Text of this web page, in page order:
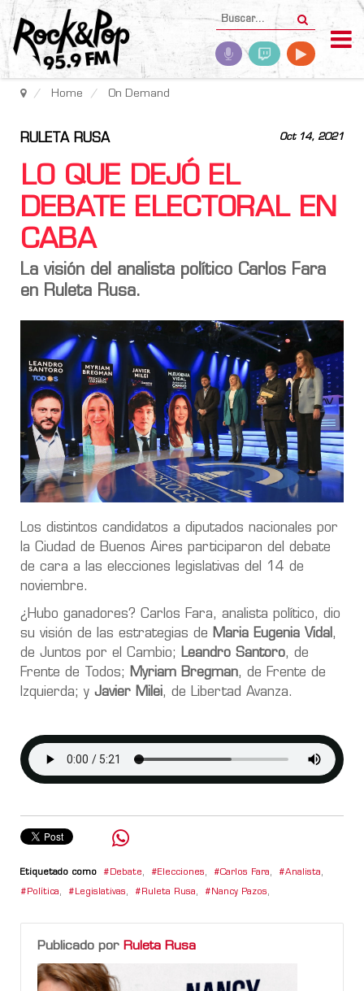
Home On Demand
Oct 14, 2021
RULETA RUSA
LO QUE DEJÓ EL
DEBATE ELECTORAL EN
CABA
La visión del analista político Carlos Fara
en Ruleta Rusa.
Los distintos candidatos a diputados nacionales por
la Ciudad de Buenos Aires participaron del debate
de cara a las elecciones legislativas del 14 de
noviembre.
¿Hubo ganadores? Carlos Fara, analista político, dio
su visión de las estrategias de
Maria Eugenia Vidal ,
de Juntos por el Cambio;
Leandro Santoro, de
Frente de Todos;
Myriam Bregman, de Frente de
Izquierda; y Javier Milei, de Libertad Avanza.
Etiquetado como Debate, Elecciones, Carlos Fara, Analista,
Política, Legislativas, Ruleta Rusa, Nancy Pazos,
Publicado por Ruleta Rusa